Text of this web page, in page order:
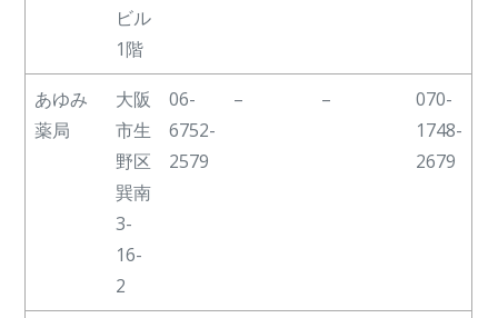
ビル
1階
あゆみ
薬局
大阪
市生
野区
巽南
3-
16-
2
06-
6752-
2579
– –
070-
1748-
2679